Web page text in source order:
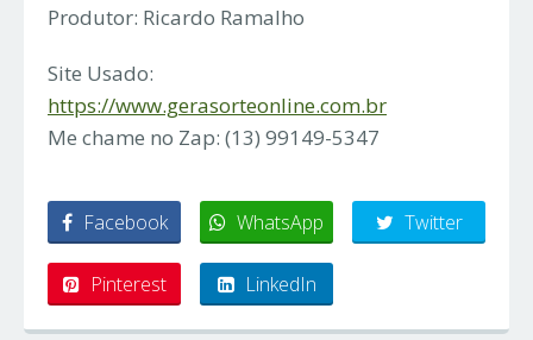
Produtor: Ricardo Ramalho
Site Usado:
https://www.gerasorteonline.com.br
Me chame no Zap: (13) 99149-5347
Facebook WhatsApp Twitter
Pinterest LinkedIn